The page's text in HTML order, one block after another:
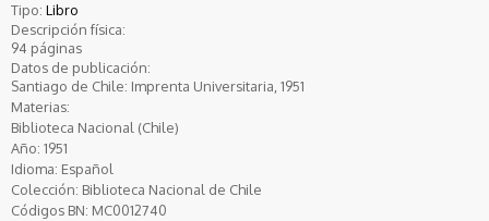
Tipo: Libro
Descripción física:
94 páginas
Datos de publicación:
Santiago de Chile: Imprenta Universitaria, 1951
Materias:
Biblioteca Nacional (Chile)
Año: 1951
Idioma: Español
Colección: Biblioteca Nacional de Chile
Códigos BN: MC0012740